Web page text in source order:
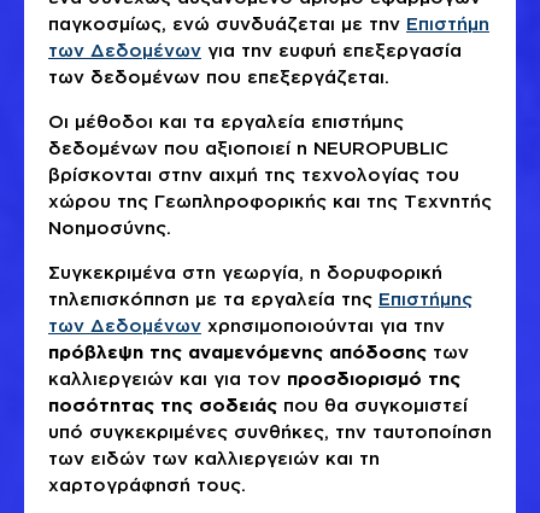
παγκοσμίως, ενώ συνδυάζεται με την Επιστήμη
των Δεδομένων για την ευφυή επεξεργασία
των δεδομένων που επεξεργάζεται.
Οι μέθοδοι και τα εργαλεία επιστήμης
δεδομένων που αξιοποιεί η NEUROPUBLIC
βρίσκονται στην αιχμή της τεχνολογίας του
χώρου της Γεωπληροφορικής και της Τεχνητής
Νοημοσύνης.
Συγκεκριμένα στη γεωργία, η δορυφορική
τηλεπισκόπηση με τα εργαλεία της Επιστήμης
των Δεδομένων χρησιμοποιούνται για την
πρόβλεψη της αναμενόμενης απόδοσης των
καλλιεργειών και για τον προσδιορισμό της
ποσότητας της σοδειάς που θα συγκομιστεί
υπό συγκεκριμένες συνθήκες, την ταυτοποίηση
των ειδών των καλλιεργειών και τη
χαρτογράφησή τους.